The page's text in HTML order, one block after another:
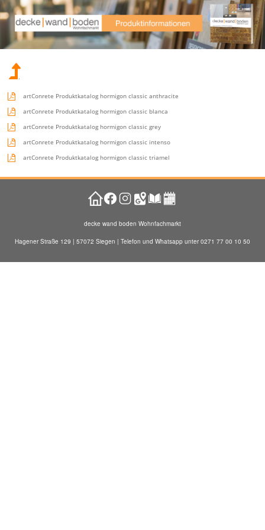
.
artConrete Produktkatalog hormigon classic anthracite
artConrete Produktkatalog hormigon classic blanca
artConrete Produktkatalog hormigon classic grey
artConrete Produktkatalog hormigon classic intenso
artConrete Produktkatalog hormigon classic triamel
decke wand boden Wohnfachmarkt
Hagener Straße 129 | 57072 Siegen | Telefon und Whatsapp unter 0271 77 00 10 50